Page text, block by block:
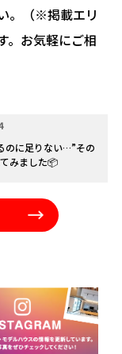
。（※掲載エリ
。お気軽にご相
のに足りない…”その
みました📦